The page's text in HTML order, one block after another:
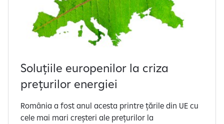
Soluțiile europenilor la criza
prețurilor energiei
România a fost anul acesta printre țările din UE cu
cele mai mari creșteri ale prețurilor la